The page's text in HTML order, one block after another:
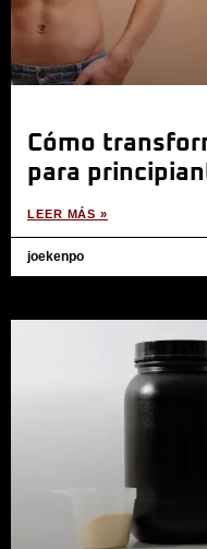
Cómo
para
LEER MÁS »
joekenpo